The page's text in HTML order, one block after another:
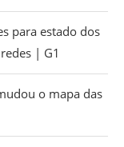
para estado dos
| G1
o mapa das